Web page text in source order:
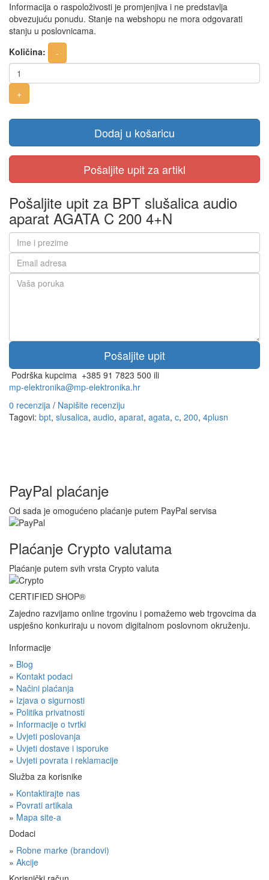
Informacija o raspoloživosti je promjenjiva i ne predstavlja
obvezujuću ponudu. Stanje na webshopu ne mora odgovarati
stanju u poslovnicama.
Količina:
Dodaj u košaricu
Pošaljite upit za BPT slušalica audio
aparat AGATA C 200 4+N
Podrška kupcima +385 91 7823 500 ili
mp-elektronika@mp-elektronika.hr
0 recenzija / Napišite recenziju
Tagovi: bpt, slusalica, audio, aparat, agata, c, 200, 4plusn
PayPal plaćanje
Od sada je omogućeno plaćanje putem PayPal servisa
Plaćanje Crypto valutama
Plaćanje putem svih vrsta Crypto valuta
CERTIFIED SHOP®
Zajedno razvijamo online trgovinu i pomažemo web trgovcima da
uspješno konkuriraju u novom digitalnom poslovnom okruženju.
Informacije
» Blog
» Kontakt podaci
» Načini plaćanja
» Izjava o sigurnosti
» Politika privatnosti
» Informacije o tvrtki
» Uvjeti poslovanja
» Uvjeti dostave i isporuke
» Uvjeti povrata i reklamacije
Služba za korisnike
» Kontaktirajte nas
» Povrati artikala
» Mapa site-a
Dodaci
» Robne marke (brandovi)
» Akcije